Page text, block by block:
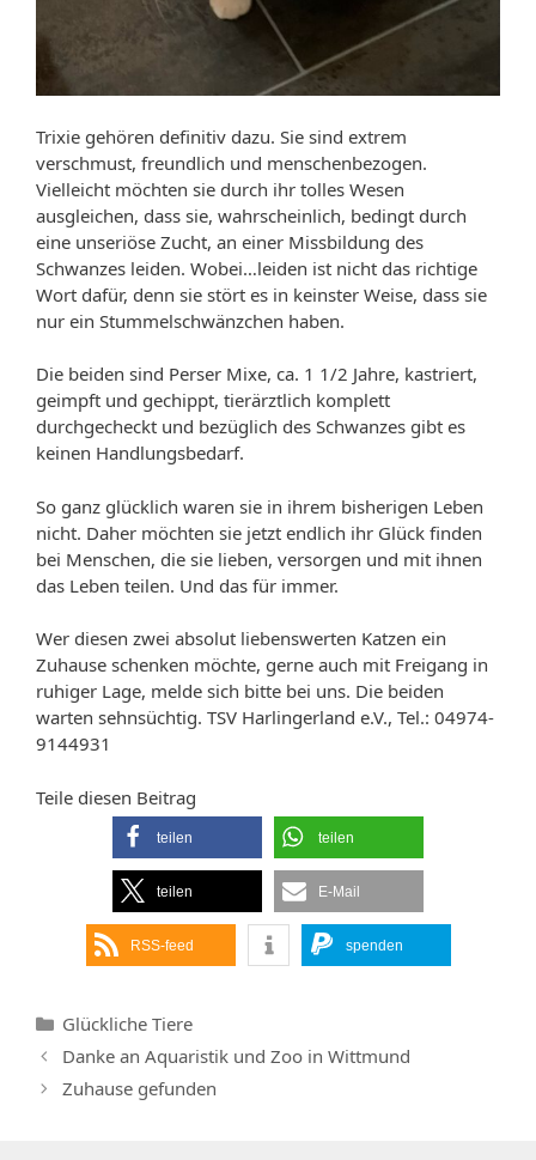
Trixie gehören definitiv dazu. Sie sind extrem
verschmust, freundlich und menschenbezogen.
Vielleicht möchten sie durch ihr tolles Wesen
ausgleichen, dass sie, wahrscheinlich, bedingt durch
eine unseriöse Zucht, an einer Missbildung des
Schwanzes leiden. Wobei…leiden ist nicht das richtige
Wort dafür, denn sie stört es in keinster Weise, dass sie
nur ein Stummelschwänzchen haben.
Die beiden sind Perser Mixe, ca. 1 1/2 Jahre, kastriert,
geimpft und gechippt, tierärztlich komplett
durchgecheckt und bezüglich des Schwanzes gibt es
keinen Handlungsbedarf.
So ganz glücklich waren sie in ihrem bisherigen Leben
nicht. Daher möchten sie jetzt endlich ihr Glück finden
bei Menschen, die sie lieben, versorgen und mit ihnen
das Leben teilen. Und das für immer.
Wer diesen zwei absolut liebenswerten Katzen ein
Zuhause schenken möchte, gerne auch mit Freigang in
ruhiger Lage, melde sich bitte bei uns. Die beiden
warten sehnsüchtig. TSV Harlingerland e.V., Tel.: 04974-
9144931
Teile diesen Beitrag
teilen teilen
teilen E-Mail
RSS-feed spenden
Kategorien
Glückliche Tiere
Danke an Aquaristik und Zoo in Wittmund
Zuhause gefunden